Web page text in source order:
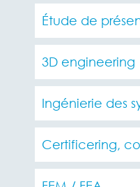
Étude de
3D engineering
Ingénierie des
Certificering,